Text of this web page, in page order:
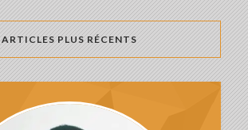
ARTICLES PLUS RÉCENTS